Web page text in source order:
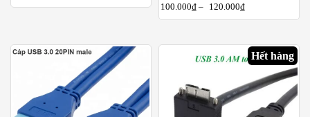
100.000₫ – 120.000₫
Hết hàng